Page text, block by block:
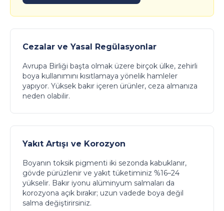
Cezalar ve Yasal Regülasyonlar
Avrupa Birliği başta olmak üzere birçok ülke, zehirli
boya kullanımını kısıtlamaya yönelik hamleler
yapıyor. Yüksek bakır içeren ürünler, ceza almanıza
neden olabilir.
Yakıt Artışı ve Korozyon
Boyanın toksik pigmenti iki sezonda kabuklanır,
gövde pürüzlenir ve yakıt tüketiminiz %16–24
yükselir. Bakır iyonu alüminyum salmaları da
korozyona açık bırakır; uzun vadede boya değil
salma değiştirirsiniz.